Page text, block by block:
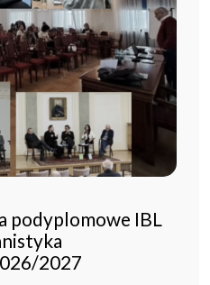
podyplomowe IBL
2027